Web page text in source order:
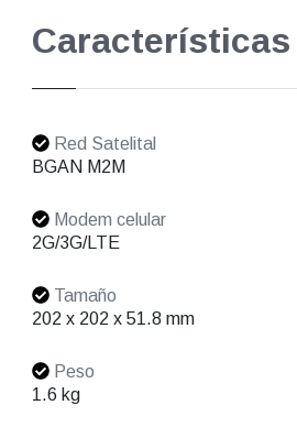
Características
Red Satelital
BGAN M2M
Modem celular
2G/3G/LTE
Tamaño
202 x 202 x 51.8 mm
Peso
1.6 kg